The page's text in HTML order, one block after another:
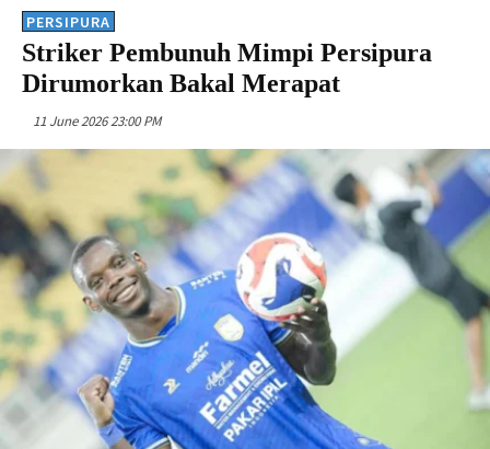
PERSIPURA
Striker Pembunuh Mimpi Persipura
Dirumorkan Bakal Merapat
11 June 2026 23:00 PM